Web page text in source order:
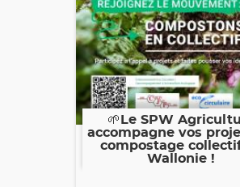
🌱Le SPW
accompagne vos
compostage
Wallonie !